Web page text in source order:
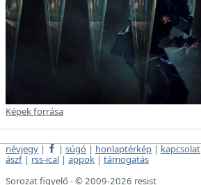
Képek forrása
névjegy | | súgó | honlaptérkép | kapcsolat
ászf | rss-ical | appok | támogatás
Sorozat figyelő - © 2009-2026 resist